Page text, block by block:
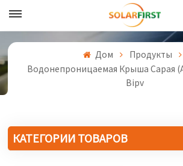
English
中文
Дом
Продукты
Водонепроницаемая Крыша Сарая
Bipv
КАТЕГОРИИ ТОВАРОВ